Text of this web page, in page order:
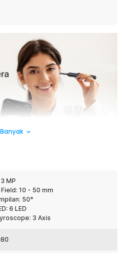
bagian dalamnya bisa berbahaya
orang tidak sadar bahwa metode
semakin dalam. Dengan
dari XLIFE, Anda dapat melihat
melalui smartphone. Proses
dan nyaman dilakukan sendiri di
MP
10 - 50 mm
50°
6 LED
3 Axis